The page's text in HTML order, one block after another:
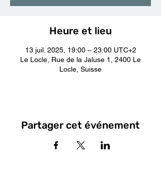
Heure et lieu
13 juil. 2025, 19:00 – 23:00 UTC+2
Le Locle, Rue de la Jaluse 1, 2400 Le
Locle, Suisse
Partager cet événement